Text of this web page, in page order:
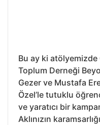
Bu ay ki
Toplum Derneği
Gezer ve Mustafa
Özel’le tutuklu
ve yaratıcı bir
Aklınızın